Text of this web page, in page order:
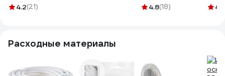
2000х16х16 мм,
4.2(21)
и L-образным
12345_ch
серебро (2м
4.8(18) 4.2
Расходные материалы